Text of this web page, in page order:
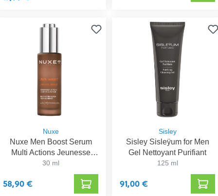
Nuxe
Nuxe Men Boost Serum
Multi Actions Jeunesse
30ml
30 ml
58,90 €
Sisley
Sisley Sisleÿum for Men
Gel Nettoyant Purifiant
125 ml
91,00 €